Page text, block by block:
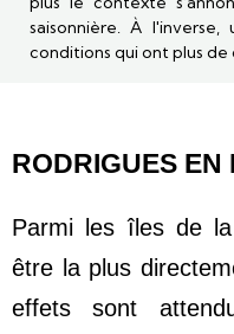
saisonnière. À
conditions qui ont plus
RODRIGUES EN
Parmi les îles de
être la plus
effets sont